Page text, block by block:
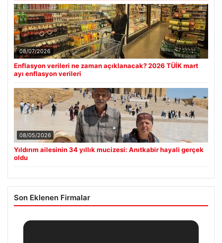
08/07/2026
Enflasyon verileri ne zaman açıklanacak? 2026 TÜİK mart
ayı enflasyon verileri
08/05/2026
Yıldırım ailesinin 34 yıllık mucizesi: Anıtkabir hayali gerçek
oldu
Son Eklenen Firmalar